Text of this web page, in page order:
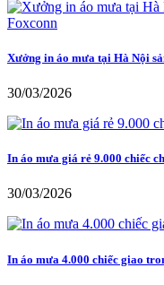
Xưởng in áo mưa tại Hà Nội
30/03/2026
In áo mưa giá rẻ 9.000 chiếc
30/03/2026
In áo mưa 4.000 chiếc giao